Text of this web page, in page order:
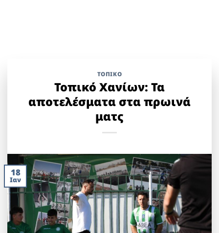
ΤΟΠΙΚΌ
Τοπικό Χανίων: Τα
αποτελέσματα στα πρωινά
ματς
18
Ιαν